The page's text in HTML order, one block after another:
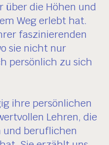
die Höhen und
Weg erlebt hat.
faszinierenden
sie nicht nur
persönlich zu sich
ihre persönlichen
Lehren, die
und beruflichen